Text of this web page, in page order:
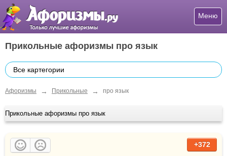
Меню
Прикольные афоризмы про язык
Все картегории
Афоризмы → Прикольные → про язык
Прикольные афоризмы про язык
+372